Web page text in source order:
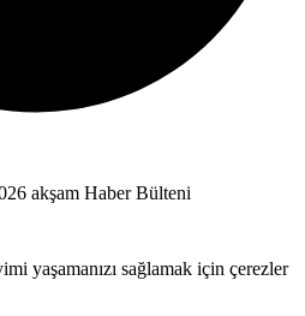
akşam Haber Bülteni
yaşamanızı sağlamak için çerezler